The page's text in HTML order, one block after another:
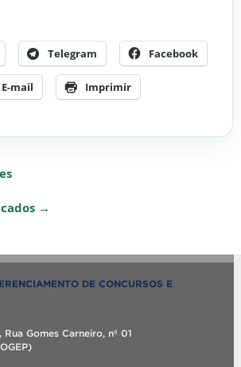
Telegram Facebook
E-mail Imprimir
→
DE CONCURSOS E
Gomes Carneiro, nº 01